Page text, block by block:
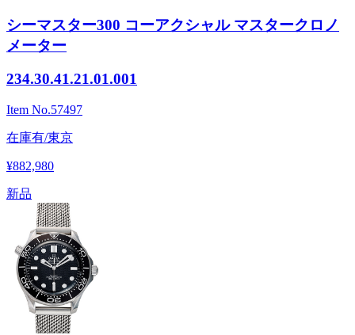
シーマスター300 コーアクシャル マスタークロノ
メーター
234.30.41.21.01.001
Item No.57497
在庫有/東京
¥882,980
新品